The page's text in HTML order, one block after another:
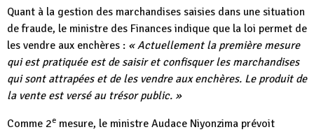
Quant à la gestion des marchandises saisies dans une situation
de fraude, le ministre des Finances indique que la loi permet de
les vendre aux enchères : « Actuellement la première mesure
qui est pratiquée est de saisir et confisquer les marchandises
qui sont attrapées et de les vendre aux enchères. Le produit de
la vente est versé au trésor public. »
Comme 2e mesure, le ministre Audace Niyonzima prévoit